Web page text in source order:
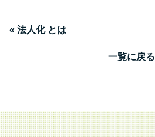
« 法人化 とは
一覧に戻る